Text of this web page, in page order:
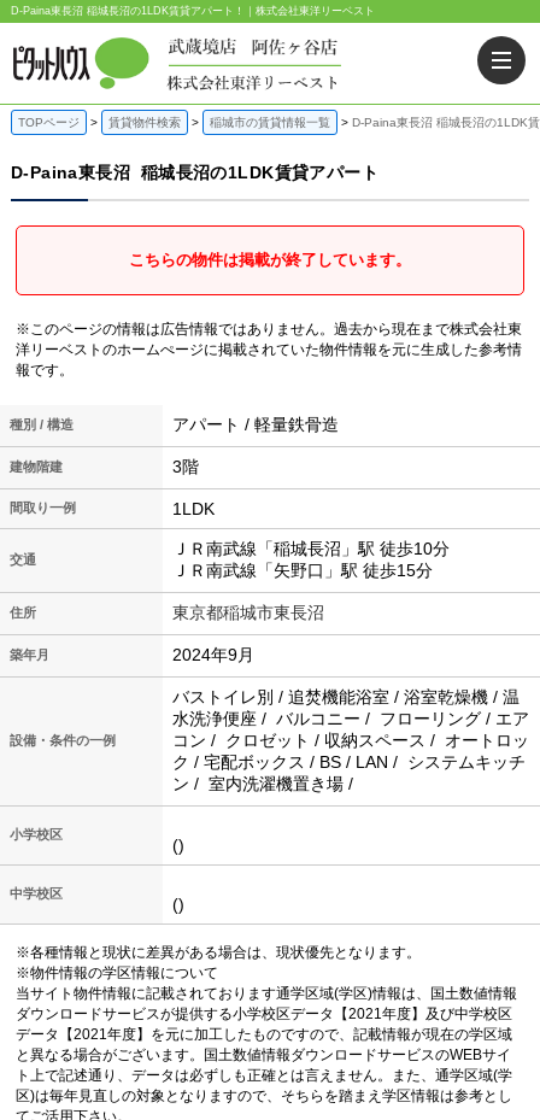
D-Paina東長沼 稲城長沼の1LDK賃貸アパート！｜株式会社東洋リーベスト
TOPページ 賃貸物件検索 稲城市の賃貸情報一覧 D-Paina東長沼 稲城長沼の1LDK
D-Paina東長沼 稲城長沼の1LDK賃貸アパート
こちらの物件は掲載が終了しています。
※このページの情報は広告情報ではありません。過去から現在まで株式会社東
洋リーベストのホームぺージに掲載されていた物件情報を元に生成した参考情
報です。
種別 / 構造 アパート / 軽量鉄骨造
建物階建 3階
間取り一例 1LDK
交通
ＪＲ南武線「稲城長沼」駅 徒歩10分
ＪＲ南武線「矢野口」駅 徒歩15分
住所 東京都稲城市東長沼
築年月 2024年9月
設備・条件の一例
バストイレ別 / 追焚機能浴室 / 浴室乾燥機 / 温
水洗浄便座 / バルコニー / フローリング / エア
コン / クロゼット / 収納スペース / オートロッ
ク / 宅配ボックス / BS / LAN / システムキッチ
ン / 室内洗濯機置き場 /
小学校区
()
中学校区
()
※各種情報と現状に差異がある場合は、現状優先となります。
※物件情報の学区情報について
当サイト物件情報に記載されております通学区域(学区)情報は、国土数値情報
ダウンロードサービスが提供する小学校区データ【2021年度】及び中学校区
データ【2021年度】を元に加工したものですので、記載情報が現在の学区域
と異なる場合がございます。国土数値情報ダウンロードサービスのWEBサイ
ト上で記述通り、データは必ずしも正確とは言えません。また、通学区域(学
区)は毎年見直しの対象となりますので、そちらを踏まえ学区情報は参考とし
てご活用下さい。